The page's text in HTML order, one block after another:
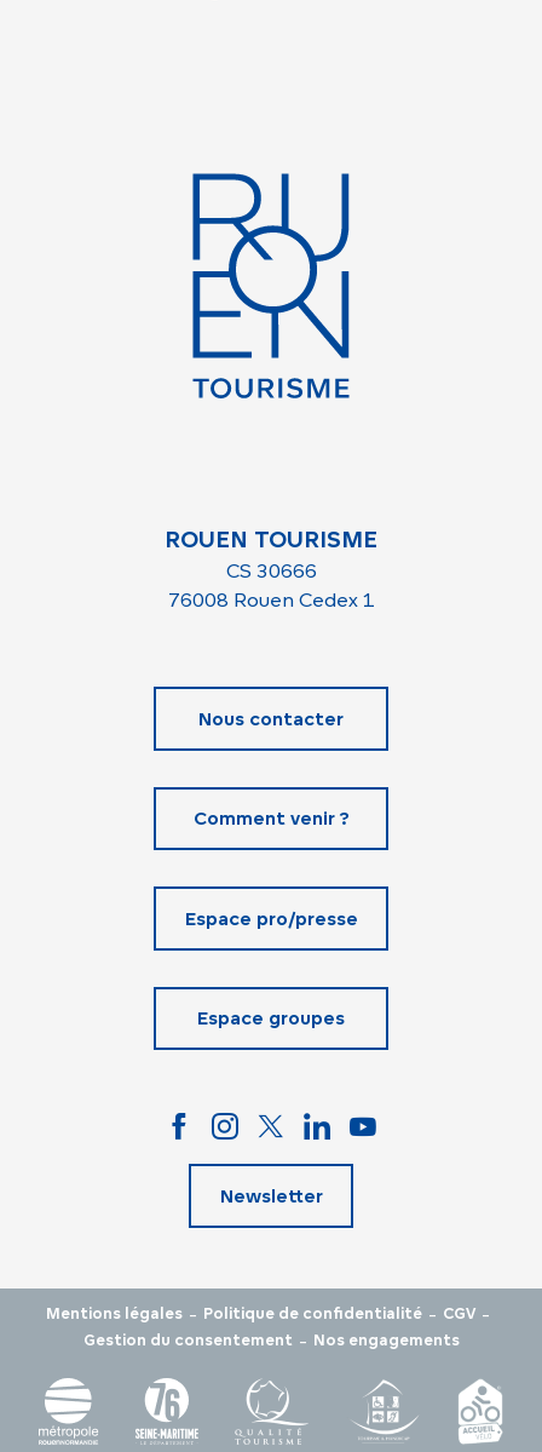
ROUEN TOURISME
CS 30666
76008 Rouen Cedex 1
Nous contacter
Comment venir ?
Espace pro/presse
Espace groupes
Newsletter
Mentions légales - Politique de confidentialité - CGV -
Gestion du consentement - Nos engagements